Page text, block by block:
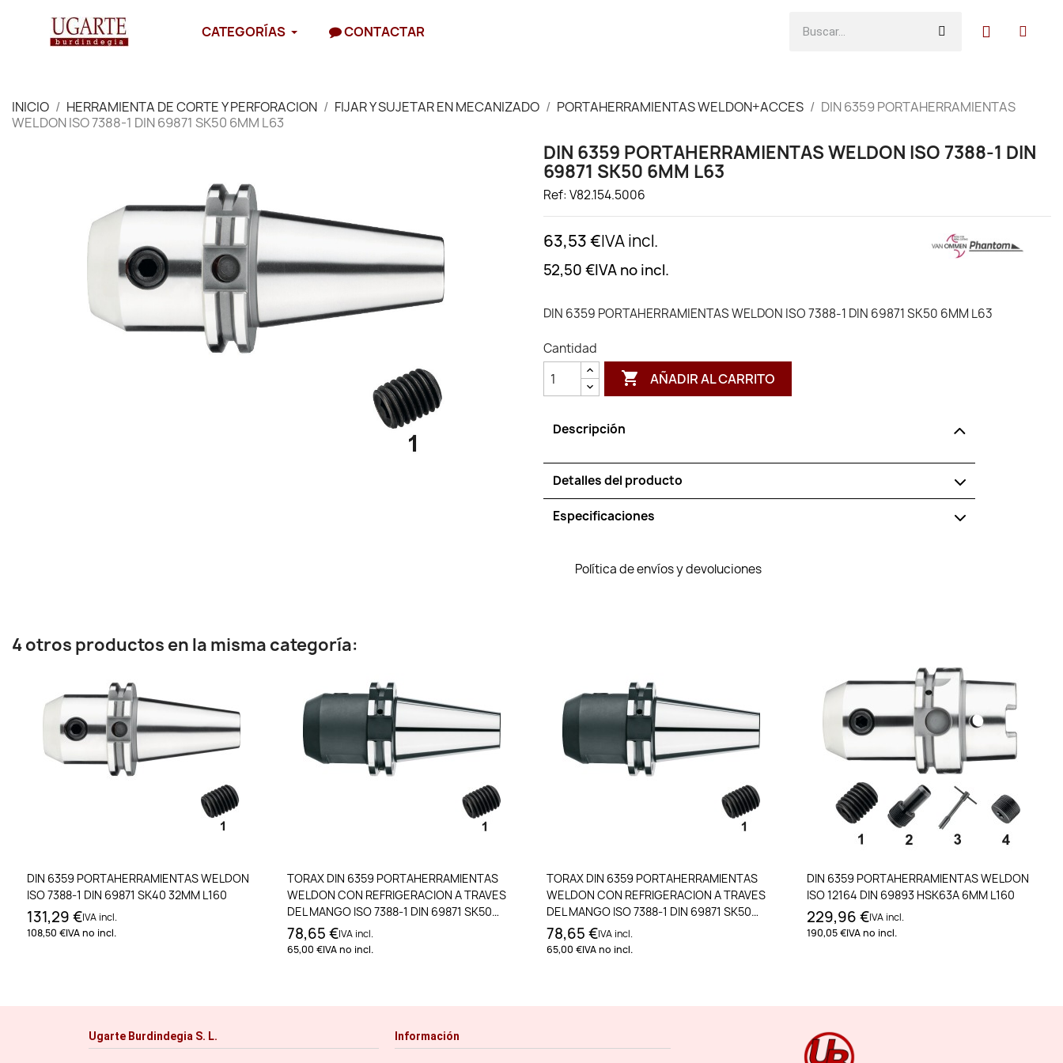
CATEGORÍAS CONTACTAR
INICIO HERRAMIENTA DE CORTE Y PERFORACION FIJAR Y SUJETAR EN MECANIZADO PORTAHERRAMIENTAS WELDON+ACCES
DIN 6359 PORTAHERRAMIENTAS
WELDON ISO 7388-1 DIN 69871 SK50 6MM L63
DIN 6359 PORTAHERRAMIENTAS WELDON ISO 7388-1 DIN
69871 SK50 6MM L63
Ref: V82.154.5006
63,53 €IVA incl.
52,50 €IVA no incl.
DIN 6359 PORTAHERRAMIENTAS WELDON ISO 7388-1 DIN 69871 SK50 6MM L63
Cantidad
 AÑADIR AL CARRITO
Descripción
Detalles del producto
Especificaciones
Política de envíos y devoluciones
4 otros productos en la misma categoría:
Añadir al carrito
DIN 6359 PORTAHERRAMIENTAS WELDON
ISO 7388-1 DIN 69871 SK40 32MM L160
131,29 €IVA incl.
108,50 €IVA no incl.
Añadir al carrito
TORAX DIN 6359 PORTAHERRAMIENTAS
WELDON CON REFRIGERACION A TRAVES
DEL MANGO ISO 7388-1 DIN 69871 SK50
8MM L63
78,65 €IVA incl.
65,00 €IVA no incl.
Añadir al carrito
TORAX DIN 6359 PORTAHERRAMIENTAS
WELDON CON REFRIGERACION A TRAVES
DEL MANGO ISO 7388-1 DIN 69871 SK50
14MM L63
78,65 €IVA incl.
65,00 €IVA no incl.
Añadir al carrito
DIN 6359 PORTAHERRAMIENTAS WELDON
ISO 12164 DIN 69893 HSK63A 6MM L160
229,96 €IVA incl.
190,05 €IVA no incl.
Ugarte Burdindegia S. L. Información